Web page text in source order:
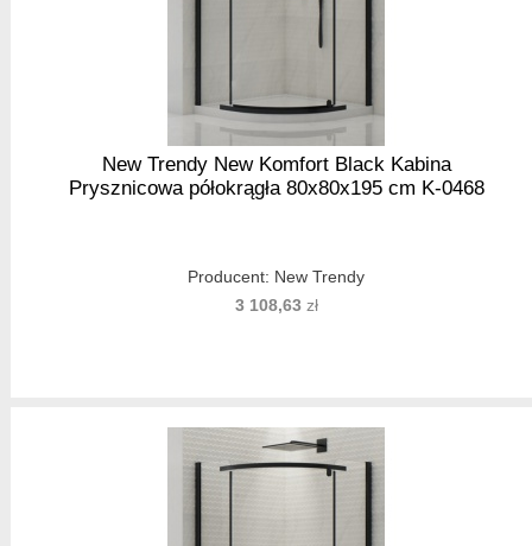
New Trendy New Komfort Black Kabina
Prysznicowa półokrągła 80x80x195 cm K-0468
Producent: New Trendy
3 108,63zł